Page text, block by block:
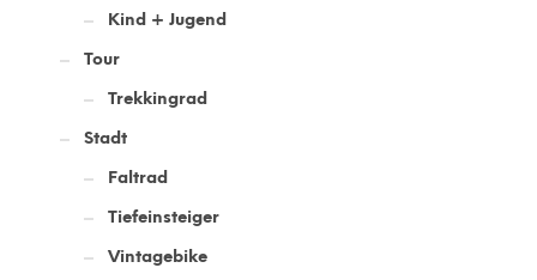
Kind + Jugend
Tour
Trekkingrad
Stadt
Faltrad
Tiefeinsteiger
Vintagebike